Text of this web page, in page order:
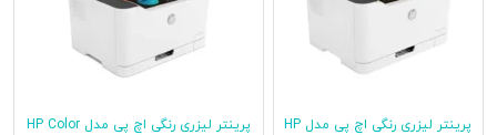
پرینتر لیزری رنگی اچ پی مدل HP
پرینتر لیزری رنگی اچ پی مدل HP Color